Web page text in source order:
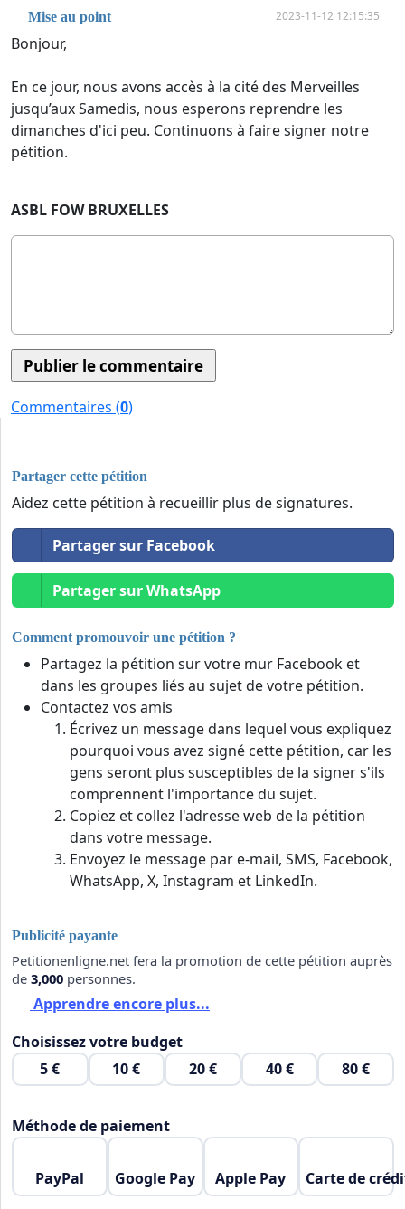
Mise au point 2023-11-12 12:15:35
Bonjour,
En ce jour, nous avons accès à la cité des Merveilles
jusqu’aux Samedis, nous esperons reprendre les
dimanches d'ici peu. Continuons à faire signer notre
pétition.
ASBL FOW BRUXELLES
Commentaires (0)
Partager cette pétition
Aidez cette pétition à recueillir plus de signatures.
Partager sur Facebook
Partager sur WhatsApp
Comment promouvoir une pétition ?
Partagez la pétition sur votre mur Facebook et
dans les groupes liés au sujet de votre pétition.
Contactez vos amis
Écrivez un message dans lequel vous expliquez
pourquoi vous avez signé cette pétition, car les
gens seront plus susceptibles de la signer s'ils
comprennent l'importance du sujet.
Copiez et collez l'adresse web de la pétition
dans votre message.
Envoyez le message par e-mail, SMS, Facebook,
WhatsApp, X, Instagram et LinkedIn.
Publicité payante
Petitionenligne.net fera la promotion de cette pétition auprès
de 3,000 personnes.
Apprendre encore plus...
Choisissez votre budget
5 €
10 € 20 € 40 € 80 €
Méthode de paiement
PayPal Google Pay Apple Pay Carte de